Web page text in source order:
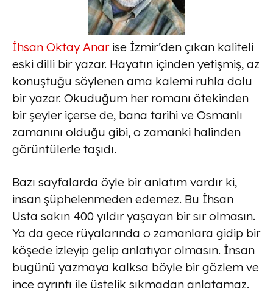
İhsan Oktay Anarise İzmir’den çıkan kaliteli
eski dilli bir yazar. Hayatın içinden yetişmiş, az
konuştuğu söylenen ama kalemi ruhla dolu
bir yazar. Okuduğum her romanı ötekinden
bir şeyler içerse de, bana tarihi ve Osmanlı
zamanını olduğu gibi, o zamanki halinden
görüntülerle taşıdı.
Bazı sayfalarda öyle bir anlatım vardır ki,
insan şüphelenmeden edemez. Bu İhsan
Usta sakın 400 yıldır yaşayan bir sır olmasın.
Ya da gece rüyalarında o zamanlara gidip bir
köşede izleyip gelip anlatıyor olmasın. İnsan
bugünü yazmaya kalksa böyle bir gözlem ve
ince ayrıntı ile üstelik sıkmadan anlatamaz.